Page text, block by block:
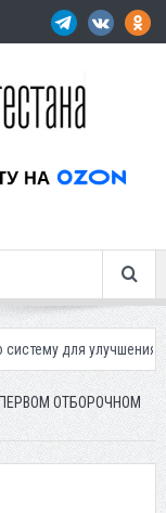
улучшения ситуации с
ОТБОРОЧНОМ